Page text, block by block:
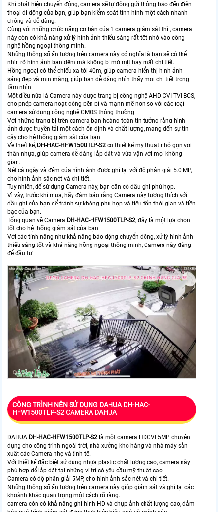
Khi phát hiện chuyển động, camera sẽ tự động gửi thông báo đến điện
thoại di động của bạn, giúp bạn kiểm soát tình hình một cách nhanh
chóng và dễ dàng.
Cùng với những chức năng cơ bản của 1 camera giám sát thì , camera
này còn có khả năng xử lý hình ảnh thiếu sáng rất tốt nhờ vào công
nghệ hồng ngoại thông minh.
Những thông số ấn tượng trên camera này có nghĩa là bạn sẽ có thể
nhìn rõ hình ảnh ban đêm mà không bị mờ mịt hay mất chi tiết.
Hồng ngoại có thể chiếu xa tới 40m, giúp camera hiển thị hình ảnh
sáng đẹp và mịn màng, giúp bạn dễ dàng nhìn thấy mọi chi tiết trong
tầm nhìn.
Một điều nữa là Camera này được trang bị công nghệ AHD CVI TVI BCS,
cho phép camera hoạt động bền bỉ và mạnh mẽ hơn so với các loại
camera sử dụng công nghệ CMOS thông thường.
Với những trang bị trên camera bạn hoàng toàn tin tưởng rằng hình
ảnh được truyền tải một cách ổn định và chất lượng, mang đến sự tin
cậy cho hệ thống giám sát của bạn.
Về thiết kế, DH-HAC-HFW1500TLP-S2 có thiết kế mỹ thuật nhỏ gọn với
thân nhựa, giúp camera dễ dàng lắp đặt và vừa vặn với mọi không
gian.
Nét cả ngày và đêm của hình ảnh được ghi lại với độ phân giải 5.0 MP,
cho hình ảnh sắc nét và chi tiết.
Tuy nhiên, để sử dụng Camera này, bạn cần có đầu ghi phù hợp.
Vì vậy, trước khi mua, hãy đảm bảo rằng Camera này tương thích với
đầu ghi của bạn để tránh sự không phù hợp và tiêu tốn thời gian và tiền
bạc của bạn.
Tổng quan về Camera DH-HAC-HFW1500TLP-S2, đây là một lựa chọn
tốt cho hệ thống giám sát của bạn.
Với các tính năng như khả năng báo động chuyển động, xử lý hình ảnh
thiếu sáng tốt và khả năng hồng ngoại thông minh, Camera này đáng
để đầu tư.
CÔNG TRÌNH NÊN SỬ DỤNG DAHUA DH-HAC-
HFW1500TLP-S2 CAMERA DAHUA
DAHUA DH-HAC-HFW1500TLP-S2 là một camera HDCVI 5MP chuyên
dụng cho công trình ngoài trời, nhà xưởng kho hàng và nhà máy sản
xuất các Camera nhẹ và tinh tế.
Với thiết kế đặc biệt sử dụng nhựa plastic chất lượng cao, camera này
phù hợp để lắp đặt tại những vị trí có yêu cầu mỹ thuật cao.
Camera có độ phân giải 5MP, cho hình ảnh sắc nét và chi tiết.
Những thông số ấn tượng trên camera này giúp giám sát và ghi lại các
khoảnh khắc quan trọng một cách rõ ràng.
camera còn có khả năng ghi hình HD và chụp ảnh chất lượng cao, đảm